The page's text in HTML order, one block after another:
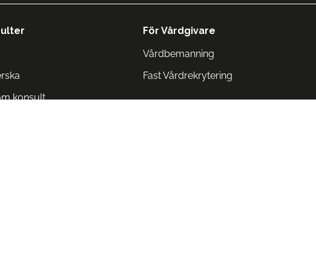
konsult
För Vårdgivare
Vårdbemanning
Fast Vårdrekrytering